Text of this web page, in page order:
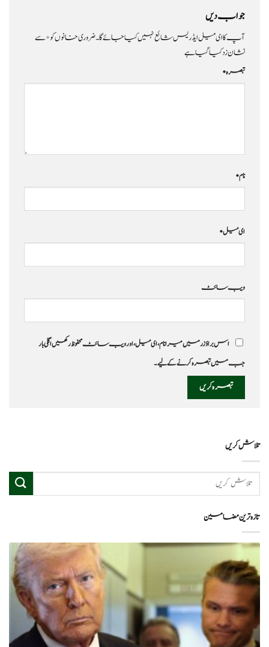
جواب دیں
آپ کا ای میل ایڈریس شائع نہیں کیا جائے گا۔ضروری خانوں کو*سے
نشان زد کیا گیا ہے
تبصرہ*
نام*
ای میل*
ویب‌ سائٹ
اس براؤزر میں میرا نام، ای میل، اور ویب سائٹ محفوظ رکھیں اگلی بار
جب میں تبصرہ کرنے کےلیے۔
تلاش کریں
تازہ ترین مضامین